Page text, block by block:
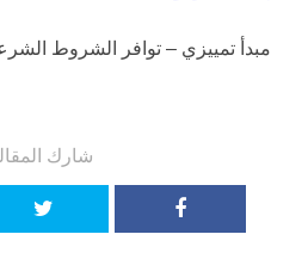
مبدأ تمييزي – توافر الشروط
شارك